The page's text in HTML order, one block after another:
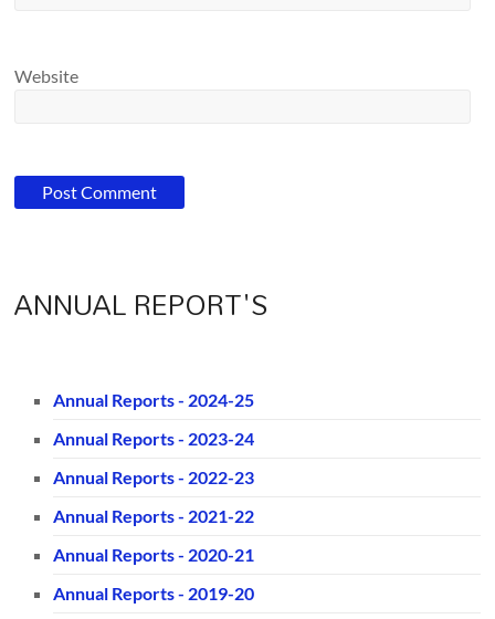
Website
ANNUAL REPORT'S
Annual Reports - 2024-25
Annual Reports - 2023-24
Annual Reports - 2022-23
Annual Reports - 2021-22
Annual Reports - 2020-21
Annual Reports - 2019-20